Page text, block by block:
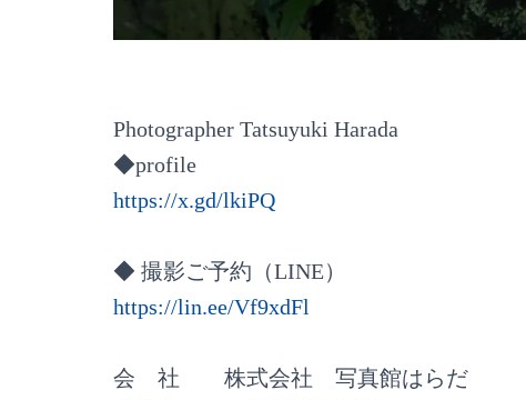
Photographer Tatsuyuki Harada
◆profile
https://x.gd/lkiPQ
◆ 撮影ご予約（LINE）
https://lin.ee/Vf9xdFl
会 社 株式会社 写真館はらだ